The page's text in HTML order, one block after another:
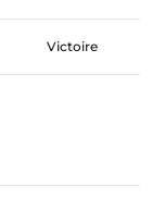
Victoire